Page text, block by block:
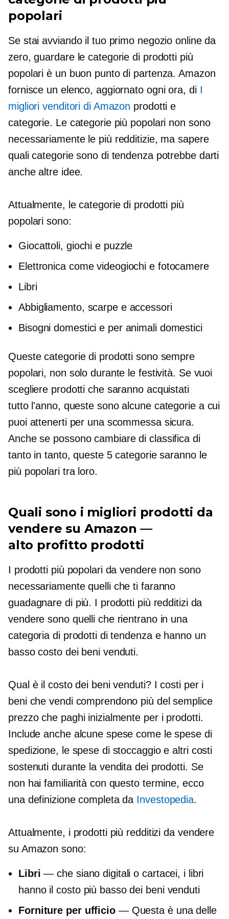
popolari
Se stai avviando il tuo primo negozio online da
zero, guardare le categorie di prodotti più
popolari è un buon punto di partenza. Amazon
fornisce un elenco, aggiornato ogni ora, di I
migliori venditori di Amazon prodotti e
categorie. Le categorie più popolari non sono
necessariamente le più redditizie, ma sapere
quali categorie sono di tendenza potrebbe darti
anche altre idee.
Attualmente, le categorie di prodotti più
popolari sono:
Giocattoli, giochi e puzzle
Elettronica come videogiochi e fotocamere
Libri
Abbigliamento, scarpe e accessori
Bisogni domestici e per animali domestici
Queste categorie di prodotti sono sempre
popolari, non solo durante le festività. Se vuoi
scegliere prodotti che saranno acquistati
tutto l'anno, queste sono alcune categorie a cui
puoi attenerti per una scommessa sicura.
Anche se possono cambiare di classifica di
tanto in tanto, queste 5 categorie saranno le
più popolari tra loro.
Quali sono i migliori prodotti da
vendere su Amazon —
alto profitto prodotti
I prodotti più popolari da vendere non sono
necessariamente quelli che ti faranno
guadagnare di più. I prodotti più redditizi da
vendere sono quelli che rientrano in una
categoria di prodotti di tendenza e hanno un
basso costo dei beni venduti.
Qual è il costo dei beni venduti? I costi per i
beni che vendi comprendono più del semplice
prezzo che paghi inizialmente per i prodotti.
Include anche alcune spese come le spese di
spedizione, le spese di stoccaggio e altri costi
sostenuti durante la vendita dei prodotti. Se
non hai familiarità con questo termine, ecco
una definizione completa da Investopedia.
Attualmente, i prodotti più redditizi da vendere
su Amazon sono:
Libri — che siano digitali o cartacei, i libri
hanno il costo più basso dei beni venduti
Forniture per ufficio— Questa è una delle